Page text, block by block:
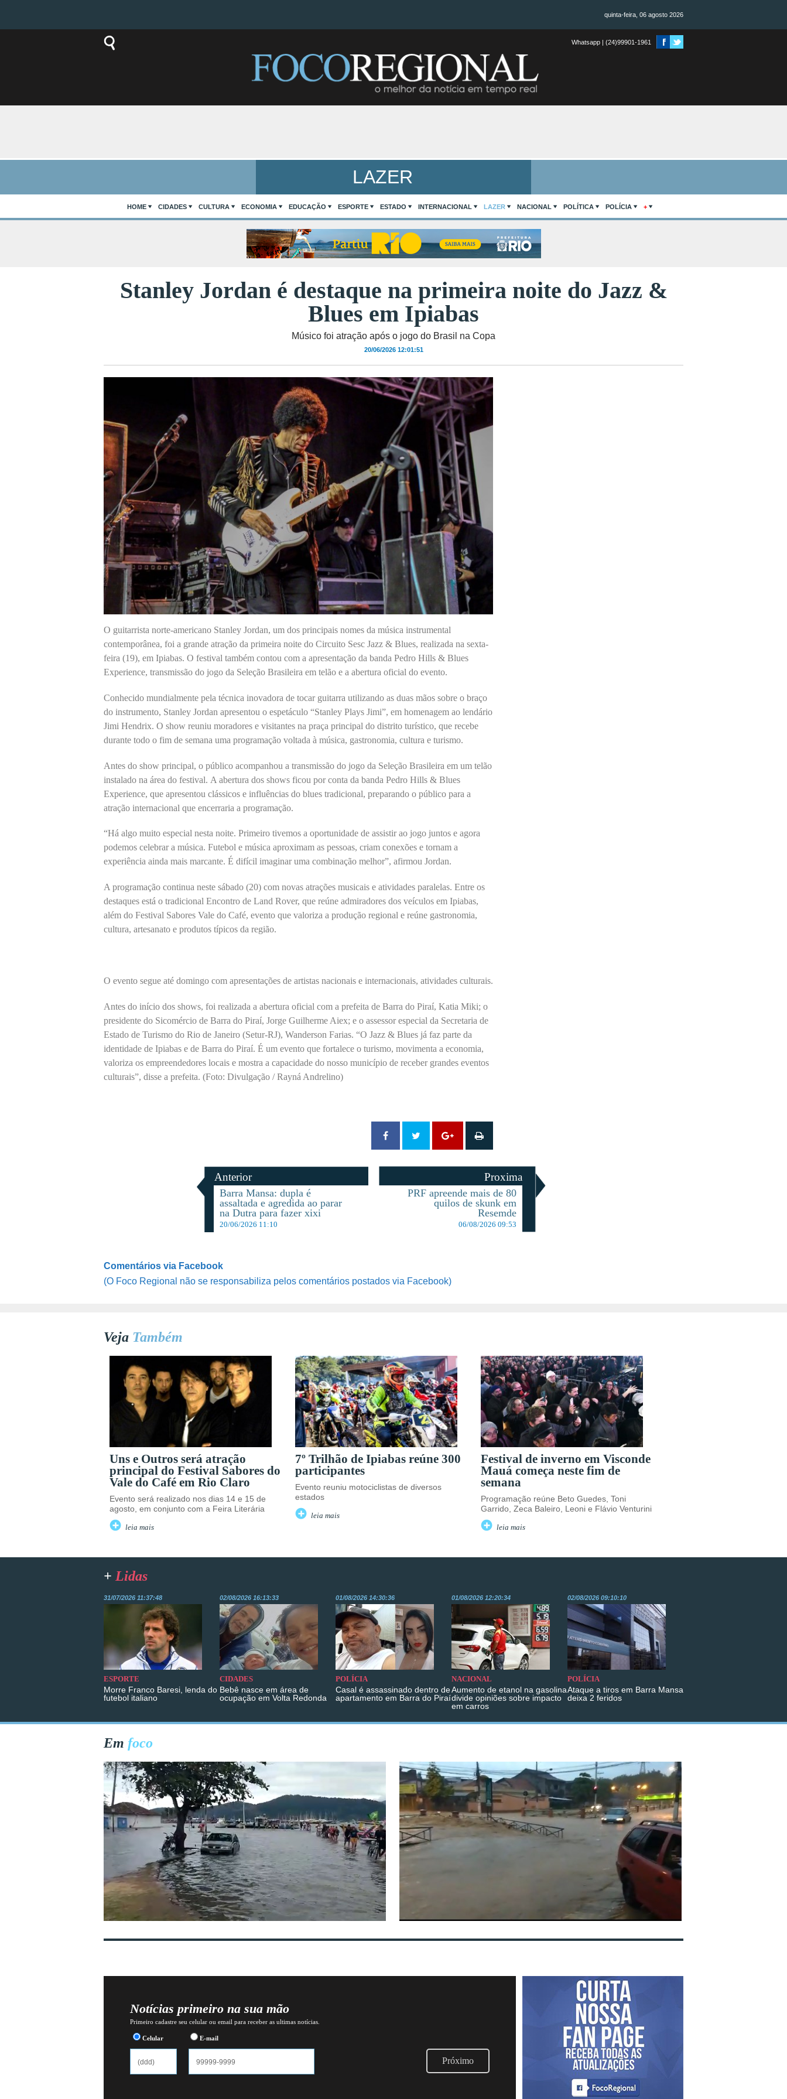
quinta-feira, 06 agosto 2026
Whatsapp | (24)99901-1961
LAZER
HOME CIDADES CULTURA ECONOMIA EDUCAÇÃO ESPORTE ESTADO INTERNACIONAL LAZER NACIONAL POLÍTICA POLÍCIA +
Stanley Jordan é destaque na primeira noite do Jazz &
Blues em Ipiabas
Músico foi atração após o jogo do Brasil na Copa
20/06/2026 12:01:51
O guitarrista norte-americano Stanley Jordan, um dos principais nomes da música instrumental
contemporânea, foi a grande atração da primeira noite do Circuito Sesc Jazz & Blues, realizada na sexta-
feira (19), em Ipiabas. O festival também contou com a apresentação da banda Pedro Hills & Blues
Experience, transmissão do jogo da Seleção Brasileira em telão e a abertura oficial do evento.
Conhecido mundialmente pela técnica inovadora de tocar guitarra utilizando as duas mãos sobre o braço
do instrumento, Stanley Jordan apresentou o espetáculo “Stanley Plays Jimi”, em homenagem ao lendário
Jimi Hendrix. O show reuniu moradores e visitantes na praça principal do distrito turístico, que recebe
durante todo o fim de semana uma programação voltada à música, gastronomia, cultura e turismo.
Antes do show principal, o público acompanhou a transmissão do jogo da Seleção Brasileira em um telão
instalado na área do festival. A abertura dos shows ficou por conta da banda Pedro Hills & Blues
Experience, que apresentou clássicos e influências do blues tradicional, preparando o público para a
atração internacional que encerraria a programação.
“Há algo muito especial nesta noite. Primeiro tivemos a oportunidade de assistir ao jogo juntos e agora
podemos celebrar a música. Futebol e música aproximam as pessoas, criam conexões e tornam a
experiência ainda mais marcante. É difícil imaginar uma combinação melhor”, afirmou Jordan.
A programação continua neste sábado (20) com novas atrações musicais e atividades paralelas. Entre os
destaques está o tradicional Encontro de Land Rover, que reúne admiradores dos veículos em Ipiabas,
além do Festival Sabores Vale do Café, evento que valoriza a produção regional e reúne gastronomia,
cultura, artesanato e produtos típicos da região.
O evento segue até domingo com apresentações de artistas nacionais e internacionais, atividades culturais.
Antes do início dos shows, foi realizada a abertura oficial com a prefeita de Barra do Piraí, Katia Miki; o
presidente do Sicomércio de Barra do Piraí, Jorge Guilherme Aiex; e o assessor especial da Secretaria de
Estado de Turismo do Rio de Janeiro (Setur-RJ), Wanderson Farias. “O Jazz & Blues já faz parte da
identidade de Ipiabas e de Barra do Piraí. É um evento que fortalece o turismo, movimenta a economia,
valoriza os empreendedores locais e mostra a capacidade do nosso município de receber grandes eventos
culturais”, disse a prefeita. (Foto: Divulgação / Rayná Andrelino)
Anterior
Barra Mansa: dupla é
assaltada e agredida ao parar
na Dutra para fazer xixi
20/06/2026 11:10
Proxima
PRF apreende mais de 80
quilos de skunk em
Resemde
06/08/2026 09:53
Comentários via Facebook
(O Foco Regional não se responsabiliza pelos comentários postados via Facebook)
Veja Também
Uns e Outros será atração
principal do Festival Sabores do
Vale do Café em Rio Claro
Evento será realizado nos dias 14 e 15 de
agosto, em conjunto com a Feira Literária
leia mais
7º Trilhão de Ipiabas reúne 300
participantes
Evento reuniu motociclistas de diversos
estados
leia mais
Festival de inverno em Visconde
Mauá começa neste fim de
semana
Programação reúne Beto Guedes, Toni
Garrido, Zeca Baleiro, Leoni e Flávio Venturini
leia mais
+ Lidas
31/07/2026 11:37:48
ESPORTE
Morre Franco Baresi, lenda do
futebol italiano
02/08/2026 16:13:33
CIDADES
Bebê nasce em área de
ocupação em Volta Redonda
01/08/2026 14:30:36
POLÍCIA
Casal é assassinado dentro de
apartamento em Barra do Piraí
01/08/2026 12:20:34
NACIONAL
Aumento de etanol na gasolina
divide opiniões sobre impacto
em carros
02/08/2026 09:10:10
POLÍCIA
Ataque a tiros em Barra Mansa
deixa 2 feridos
Em foco
Notícias primeiro na sua mão
Primeiro cadastre seu celular ou email para receber as ultimas notícias.
Celular E-mail
Próximo